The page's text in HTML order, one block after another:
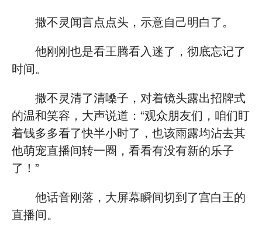
撒不灵闻言点点头，示意自己明白了。
他刚刚也是看王腾看入迷了，彻底忘记了
时间。
撒不灵清了清嗓子，对着镜头露出招牌式
的温和笑容，大声说道：“观众朋友们，咱们盯
着钱多多看了快半小时了，也该雨露均沾去其
他萌宠直播间转一圈，看看有没有新的乐子
了！”
他话音刚落，大屏幕瞬间切到了宫白王的
直播间。